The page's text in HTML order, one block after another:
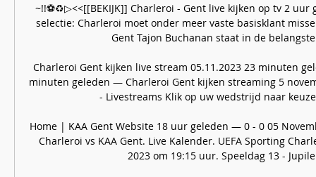
~!!⚽♻️▷<<[[BEKIJK]] Charleroi - Gent live kijken op tv 2
selectie: Charleroi moet onder meer vaste basisklant
Gent Tajon Buchanan staat in de
Charleroi Gent kijken live stream 05.11.2023 23 minuten
minuten geleden — Charleroi Gent kijken streaming 5
- Livestreams Klik op uw wedstrijd naar
Home | KAA Gent Website 18 uur geleden — 0 - 0 05
Charleroi vs KAA Gent. Live Kalender. UEFA Sporting
2023 om 19:15 uur. Speeldag 13 -